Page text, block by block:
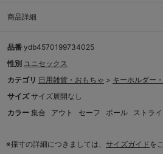
商品詳細
品番 ydb4570199734025
性別 ユニセックス
カテゴリ 日用雑貨・おもちゃ > キーホルダー
サイズ サイズ展開なし
カラー 集合 アウト セーフ ボール ストライ
※採寸の詳細につきましては、 サイズガイドを